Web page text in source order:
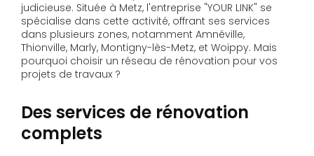
judicieuse. Située à Metz, l'entreprise "YOUR LINK" se
spécialise dans cette activité, offrant ses services
dans plusieurs zones, notamment Amnéville,
Thionville, Marly, Montigny-lès-Metz, et Woippy. Mais
pourquoi choisir un réseau de rénovation pour vos
projets de travaux ?
Des services de rénovation
complets